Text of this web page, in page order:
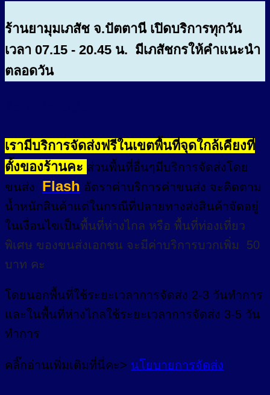
ร้านยามุมเภสัช จ.ปัตตานี เปิดบริการทุกวัน
เวลา 07.15 - 20.45 น. มีเภสัชกรให้คำแนะนำ
ตลอดวัน
เรามีบริการจัดส่งฟรีในเขตพื้นที่จุดใกล้เคียงที่
ตั้งของร้านคะ ส่วนพื้นที่อื่นๆมีบริการจัดส่งโดย
ขนส่ง Flash อัตราค่าบริการค่าขนส่ง จะคิดตาม
น้ำหนักสินค้าแต่ในกรณีที่ปลายทางส่งสินค้าจัดอยู่
ในเงื่อนไขเป็นพื้นที่ห่างไกล หรือ พื้นที่ท่องเที่ยว
พิเศษ ของขนส่งเอกชน จะมีค่าบริการบวกเพิ่ม 50
บาท คะ
โดยนอกพื้นที่ใช้ระยะเวลาการจัดส่ง 2-3 วันทำการ
และในพื้นที่ห่างไกลใช้ระยะเวลาการจัดส่ง 3-5 วัน
ทำการ
คลิ๊กอ่านเพิ่มเติมที่นี่คะ> นโยบายการจัดส่ง